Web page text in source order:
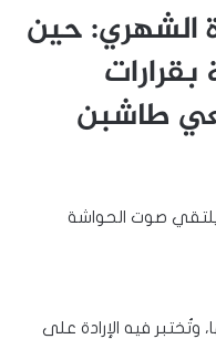
الشهري: حين
طاشبن
صوت الحواشة
فيه الإرادة على